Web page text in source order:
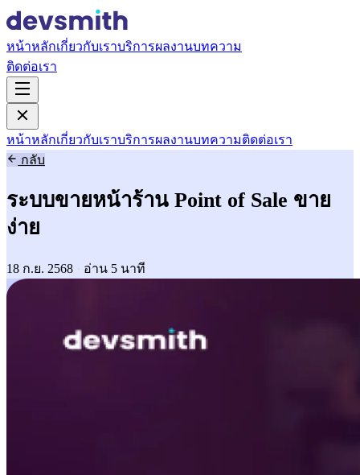
หน้าหลักเกี่ยวกับเราบริการผลงานบทความ
ติดต่อเรา
หน้าหลักเกี่ยวกับเราบริการผลงานบทความติดต่อเรา
กลับ
ระบบขายหน้าร้าน Point of Sale ขาย
ง่าย
18 ก.ย. 2568 · อ่าน 5 นาที